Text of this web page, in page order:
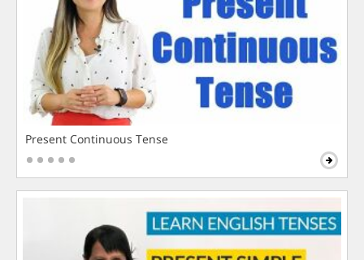
Present Continuous Tense